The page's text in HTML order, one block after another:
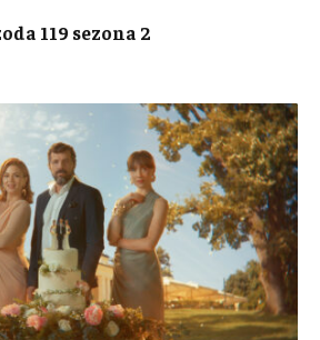
119 sezona 2